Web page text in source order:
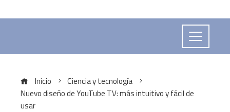
Inicio
Ciencia y tecnología
Nuevo diseño de YouTube TV: más intuitivo y fácil de
usar